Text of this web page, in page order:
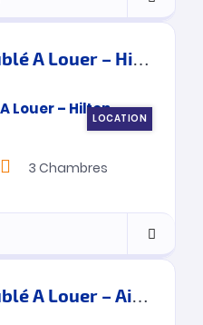
Appartement Meublé A Louer – Hilton – Tanger
LOCATION
3 Chambres
Appartement Meublé A Louer – Ain Ktiouet- Tanger